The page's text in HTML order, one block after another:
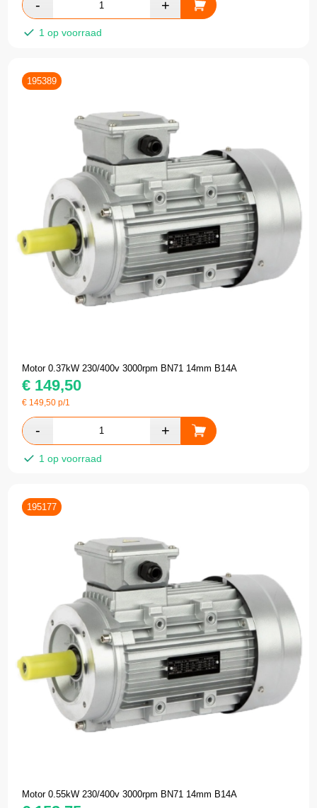
1 op voorraad
195389
Motor 0.37kW 230/400v 3000rpm BN71 14mm B14A
€ 149,50
€ 149,50 p/1
1 op voorraad
195177
Motor 0.55kW 230/400v 3000rpm BN71 14mm B14A